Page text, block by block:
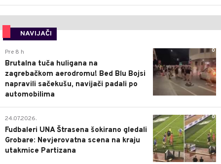
NAVIJAČI
0
Pre 8 h
Brutalna tuča huligana na
zagrebačkom aerodromu! Bed Blu Bojsi
napravili sačekušu, navijači padali po
automobilima
0
24.07.2026.
Fudbaleri UNA Štrasena šokirano gledali
Grobare: Nevjerovatna scena na kraju
utakmice Partizana